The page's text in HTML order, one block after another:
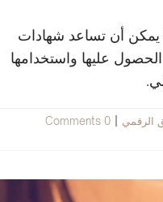
يمكن أن تساعد شهادات
عليها واستخدامها
الرقمي
0 Comments